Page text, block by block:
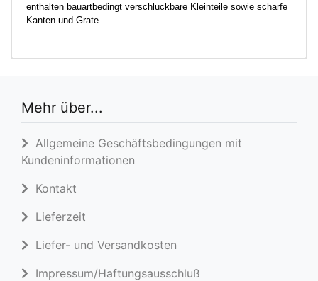
enthalten bauartbedingt verschluckbare Kleinteile sowie scharfe
Kanten und Grate.
Mehr über...
Allgemeine Geschäftsbedingungen mit
Kundeninformationen
Kontakt
Lieferzeit
Liefer- und Versandkosten
Impressum/Haftungsausschluß